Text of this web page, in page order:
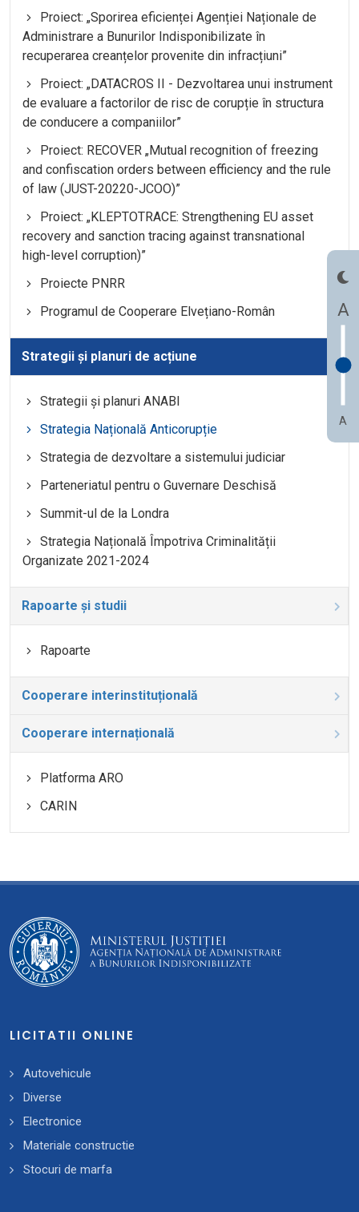
A
A
Proiect: „Sporirea eficienței Agenției Naționale de
Administrare a Bunurilor Indisponibilizate în
recuperarea creanțelor provenite din infracțiuni”
Proiect: „DATACROS II - Dezvoltarea unui instrument
de evaluare a factorilor de risc de corupție în structura
de conducere a companiilor”
Proiect: RECOVER „Mutual recognition of freezing
and confiscation orders between efficiency and the rule
of law (JUST-20220-JCOO)”
Proiect: „KLEPTOTRACE: Strengthening EU asset
recovery and sanction tracing against transnational
high-level corruption)”
Proiecte PNRR
Programul de Cooperare Elvețiano-Român
Strategii și planuri de acțiune
Strategii și planuri ANABI
Strategia Națională Anticorupție
Strategia de dezvoltare a sistemului judiciar
Parteneriatul pentru o Guvernare Deschisă
Summit-ul de la Londra
Strategia Națională Împotriva Criminalității
Organizate 2021-2024
Rapoarte și studii
Rapoarte
Cooperare interinstituțională
Cooperare internațională
Platforma ARO
CARIN
LICITATII ONLINE
Autovehicule
Diverse
Electronice
Materiale constructie
Stocuri de marfa